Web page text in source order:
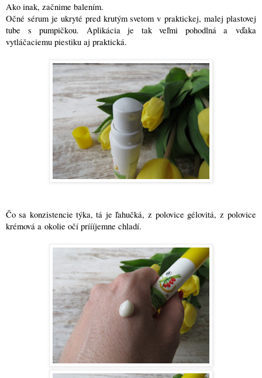
Ako inak, začnime balením.
Očné sérum je ukryté pred krutým svetom v praktickej, malej plastovej
tube s pumpičkou. Aplikácia je tak veľmi pohodlná a vďaka
vytláčaciemu piestiku aj praktická.
Čo sa konzistencie týka, tá je ľahučká, z polovice gélovitá, z polovice
krémová a okolie očí príííjemne chladí.